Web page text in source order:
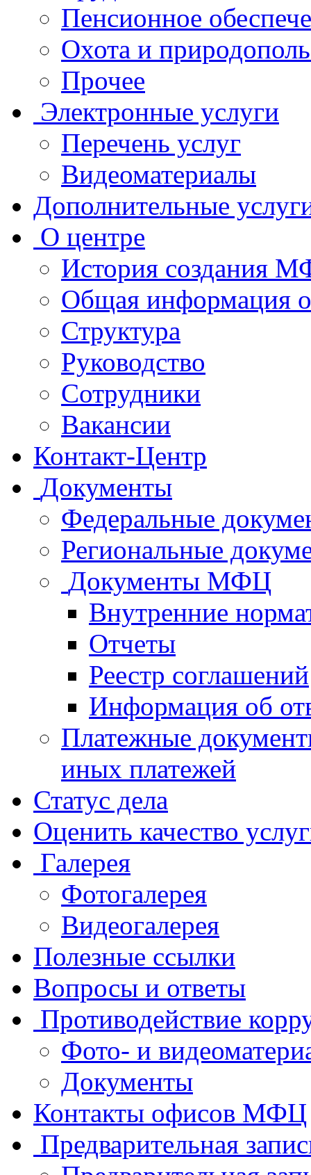
Пенсионное
Охота и
Прочее
Электронные услуги
Перечень услуг
Видеоматериалы
Дополнительные
О центре
История создания
Общая
Структура
Руководство
Сотрудники
Вакансии
Контакт-Центр
Документы
Федеральные
Региональные
Документы МФЦ
Внутренние
Отчеты
Реестр соглашений
Информация об
Платежные
иных платежей
Статус дела
Оценить качество
Галерея
Фотогалерея
Видеогалерея
Полезные ссылки
Вопросы и ответы
Противодействие
Фото- и
Документы
Контакты офисов МФЦ
Предварительная